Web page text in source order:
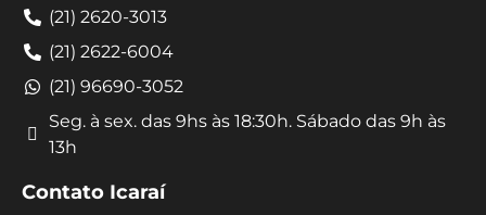
(21) 2620-3013
(21) 2622-6004
(21) 96690-3052
Seg. à sex. das 9hs às 18:30h. Sábado das 9h às
13h
Contato Icaraí